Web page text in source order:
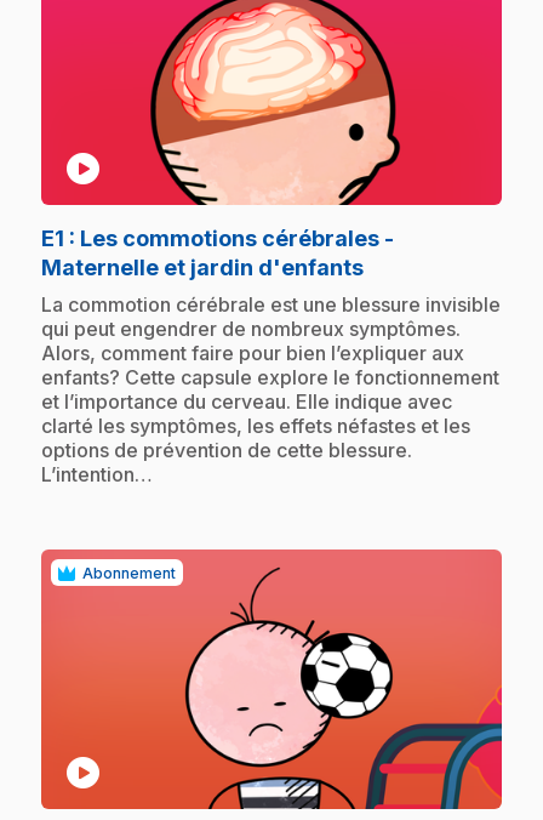
play_circle
E1 : Les commotions cérébrales -
Maternelle et jardin d'enfants.
.La commotion cérébrale est une blessure invisible
qui peut engendrer de nombreux symptômes.
Alors, comment faire pour bien l’expliquer aux
enfants? Cette capsule explore le fonctionnement
et l’importance du cerveau. Elle indique avec
clarté les symptômes, les effets néfastes et les
options de prévention de cette blessure.
L’intention…
Abonnement
play_circle